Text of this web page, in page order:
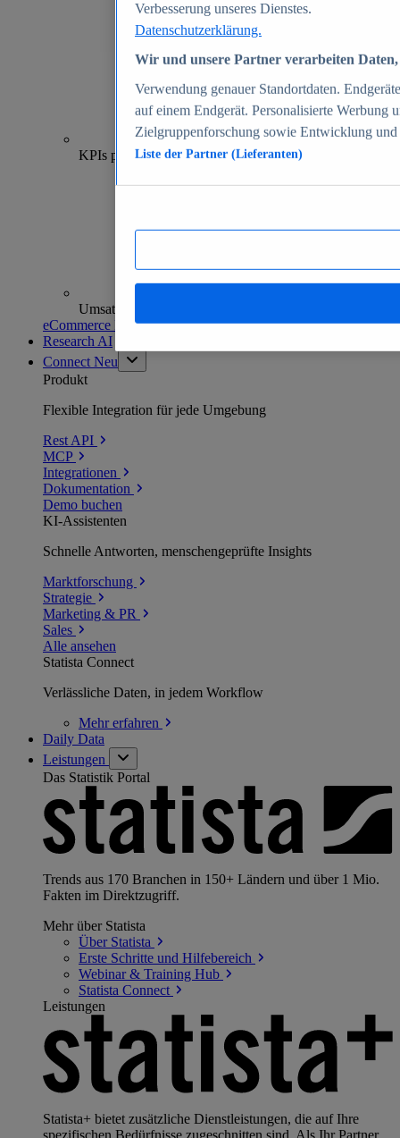
70+
KPIs pro Shop
Umsatzanalysen und -prognosen
eCommerce Insights entdecken
Research AI
Connect Neu
Produkt
Flexible Integration für jede Umgebung
Rest API
MCP
Integrationen
Dokumentation
Demo buchen
KI-Assistenten
Schnelle Antworten, menschengeprüfte Insights
Marktforschung
Strategie
Marketing & PR
Sales
Alle ansehen
Statista Connect
Verlässliche Daten, in jedem Workflow
Mehrerfahren
Daily Data
Leistungen
Das Statistik Portal
Trends aus 170 Branchen in 150+ Ländern und über 1 Mio.
Fakten im Direktzugriff.
Mehr über Statista
Über Statista
Erste Schritte und Hilfebereich
Webinar & Training Hub
Statista Connect
Leistungen
Statista+ bietet zusätzliche Dienstleistungen, die auf Ihre
spezifischen Bedürfnisse zugeschnitten sind. Als Ihr Partner
Verbesserung unseres Dienstes.
Datenschutzerklärung.
Wir und unsere Partner verarbeiten
Verwendung genauer Standortdaten.
auf einem Endgerät. Personalisierte Werbung
Zielgruppenforschung sowie Entwicklung
Liste der Partner (Lieferanten)